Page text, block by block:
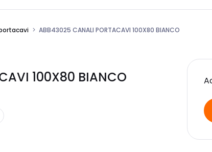
ABB43025 CANALI PORTACAVI 100X80 BIANCO
100X80 BIANCO